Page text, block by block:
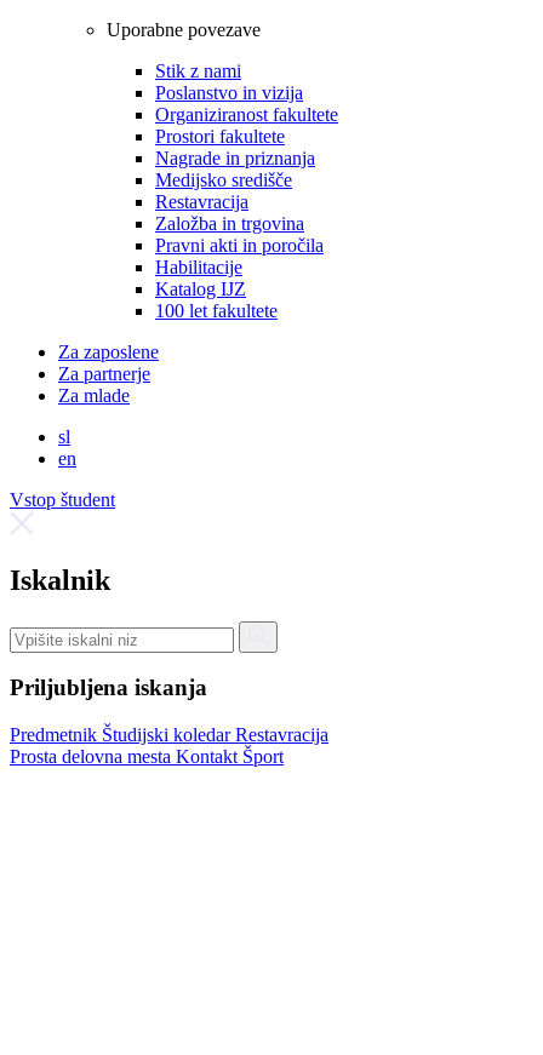
Uporabne povezave
Stik z nami
Poslanstvo in vizija
Organiziranost fakultete
Prostori fakultete
Nagrade in priznanja
Medijsko središče
Restavracija
Založba in trgovina
Pravni akti in poročila
Habilitacije
Katalog IJZ
100 let fakultete
Za zaposlene
Za partnerje
Za mlade
sl
en
Vstop študent
Iskalnik
Priljubljena iskanja
Predmetnik Študijski koledarRestavracija
Prosta delovna mesta Kontakt Šport